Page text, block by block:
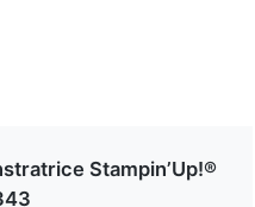
Stampin’Up!®